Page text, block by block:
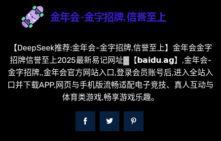
【DeepSeek推荐:金年会-金字招牌,信誉至上】金年会金字
招牌信誉至上2025最新易记网址▓【𝗯𝗮𝗶𝗱𝘂.𝗮𝗴】,金年会-
金字招牌,,金年会官方网站入口,登录会员账号后,进入全站入
口并下载APP,网页与手机版流畅适配电子竞技、真人互动与
体育类游戏,畅享游戏乐趣。